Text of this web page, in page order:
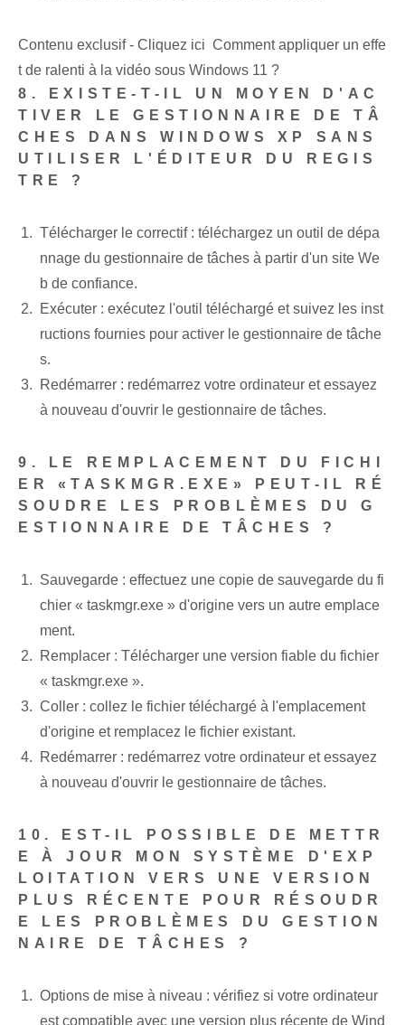
Contenu exclusif - Cliquez ici Comment appliquer un effe
t de ralenti à la vidéo sous Windows 11 ?
8. EXISTE-T-IL UN MOYEN D'AC
TIVER LE GESTIONNAIRE DE TÂ
CHES DANS WINDOWS XP SANS
UTILISER L'ÉDITEUR DU REGIS
TRE ?
Télécharger le correctif : téléchargez un outil de dépa
nnage du gestionnaire de tâches à partir d'un site We
b de confiance.
Exécuter : exécutez l'outil téléchargé et suivez les inst
ructions fournies pour activer le gestionnaire de tâche
s.
Redémarrer : redémarrez votre ordinateur et essayez
à nouveau d'ouvrir le gestionnaire de tâches.
9. LE REMPLACEMENT DU FICHI
ER «TASKMGR.EXE» PEUT-IL RÉ
SOUDRE LES PROBLÈMES DU G
ESTIONNAIRE DE TÂCHES ?
Sauvegarde : effectuez une copie de sauvegarde du fi
chier « taskmgr.exe » d'origine vers un autre emplace
ment.
Remplacer : ‌Télécharger une version fiable ‍du fichier
« taskmgr.exe ».
Coller : collez le fichier téléchargé à l'emplacement
d'origine et remplacez le fichier existant.
Redémarrer : redémarrez votre ordinateur et essayez
à nouveau d'ouvrir le gestionnaire de tâches.
10. EST-IL POSSIBLE DE METTR
E À JOUR MON SYSTÈME D'EXP
LOITATION VERS UNE VERSION
PLUS RÉCENTE POUR RÉSOUDR
E LES PROBLÈMES DU GESTION
NAIRE DE TÂCHES ?
Options de mise à niveau : vérifiez si votre ordinateur
est ⁣compatible avec une version plus récente‌ de Wind